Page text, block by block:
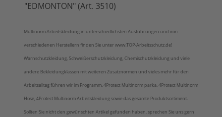
"EDMONTON" (Art. 3510)
Multinorm Arbeitskleidung in unterschiedlichsten Ausführungen und von
verschiedenen Herstellern finden Sie unter www.TOP-Arbeitsschutz.de!
Warnschutzkleidung, Schweißerschutzkleidung, Chemischutzkleidung und viele
andere Bekleidungklassen mit weiteren Zusatznormen und vieles mehr für den
Arbeitsalltag führen wir im Programm. 4Protect Multinorm parka,4Protect Multinorm
Hose,4Protect Multinorm Arbeitskleidung sowie das gesamte Produktsortiment.
Sollten Sie nicht den gewünschten Artikel gefunden haben, sprechen Sie uns gern